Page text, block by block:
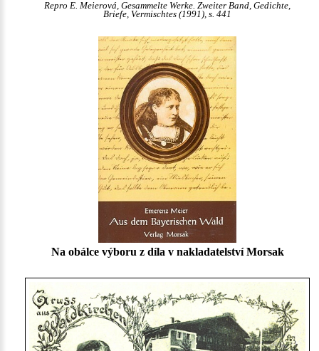
Repro E. Meierová, Gesammelte Werke. Zweiter Band, Gedichte,
Briefe, Vermischtes (1991), s. 441
Na obálce výboru z díla v nakladatelství Morsak